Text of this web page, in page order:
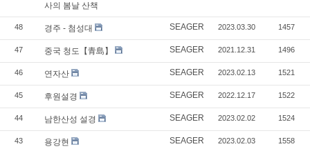
사의 봄날 산책
48 경주 - 첨성대 SEAGER 2023.03.30 1457
47 중국 청도【青島】 SEAGER 2021.12.31 1496
46 연자산 SEAGER 2023.02.13 1521
45 후원설경 SEAGER 2022.12.17 1522
44 남한산성 설경 SEAGER 2023.02.02 1524
43 용강현 SEAGER 2023.02.03 1558